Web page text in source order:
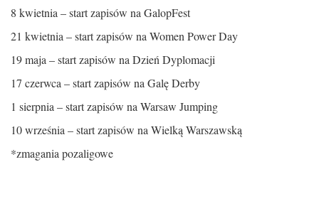
8 kwietnia – start zapisów na GalopFest
21 kwietnia – start zapisów na Women Power Day
19 maja – start zapisów na Dzień Dyplomacji
17 czerwca – start zapisów na Galę Derby
1 sierpnia – start zapisów na Warsaw Jumping
10 września – start zapisów na Wielką Warszawską
*zmagania pozaligowe